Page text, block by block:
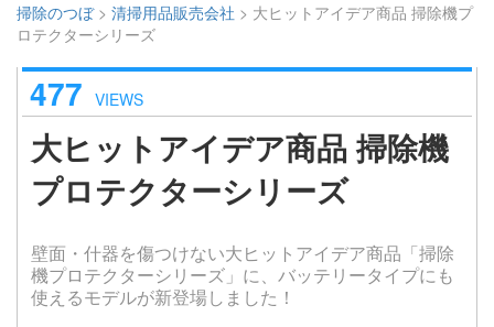
掃除のつぼ> 清掃用品販売会社 > 大ヒットアイデア商品 掃除機プ
ロテクターシリーズ
477 VIEWS
大ヒットアイデア商品 掃除機
プロテクターシリーズ
壁面・什器を傷つけない大ヒットアイデア商品「掃除
機プロテクターシリーズ」に、バッテリータイプにも
使えるモデルが新登場しました！